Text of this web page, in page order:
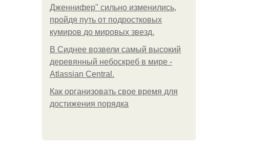
Дженнифер" сильно изменились,
пройдя путь от подростковых
кумиров до мировых звезд.
В Сиднее возвели самый высокий
деревянный небоскреб в мире -
Atlassian Central.
Как организовать свое время для
достижения порядка